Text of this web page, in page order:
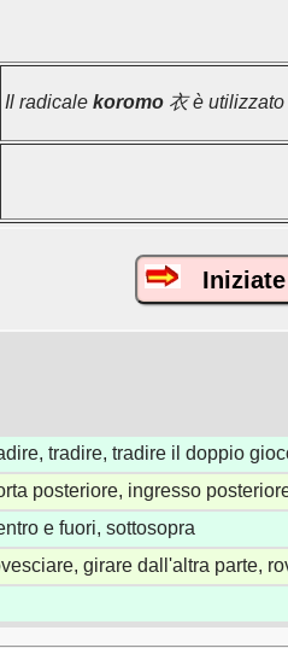
Il radicale koromo 衣 è
Iniziate
tradire, tradire il doppio
posteriore, ingresso
e fuori, sottosopra
girare dall'altra parte,